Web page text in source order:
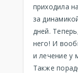
приходила
за
дней.
него! И
и лечение у
Также